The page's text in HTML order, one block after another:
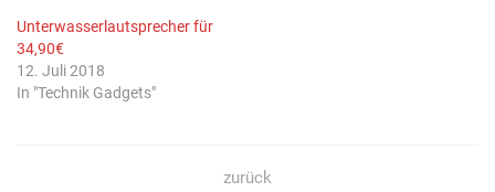
Unterwasserlautsprecher für
34,90€
12. Juli 2018
In "Technik Gadgets"
zurück